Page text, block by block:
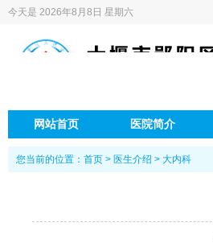
今天是 2026年8月8日 星期六
网站首页 医院简介
您当前的位置： 首页 > 医生介绍 > 大内科